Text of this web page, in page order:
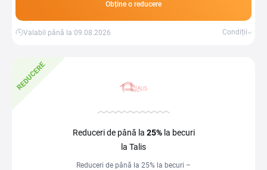
Obține o reducere
Valabil până la 09.08.2026 Condiții
REDUCERE
Reduceri de până la 25%la becuri
la Talis
Reduceri de până la 25% la becuri –